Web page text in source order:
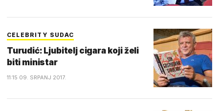
CELEBRITY SUDAC
Turudić: Ljubitelj cigara koji želi
biti ministar
11:15 09. SRPANJ 2017.